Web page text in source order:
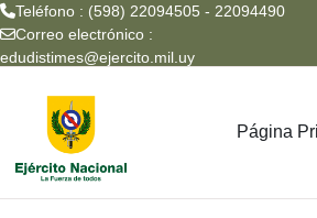
Teléfono : (598) 22094505 - 22094490
Correo electrónico :
edudistimes@ejercito.mil.uy
Página